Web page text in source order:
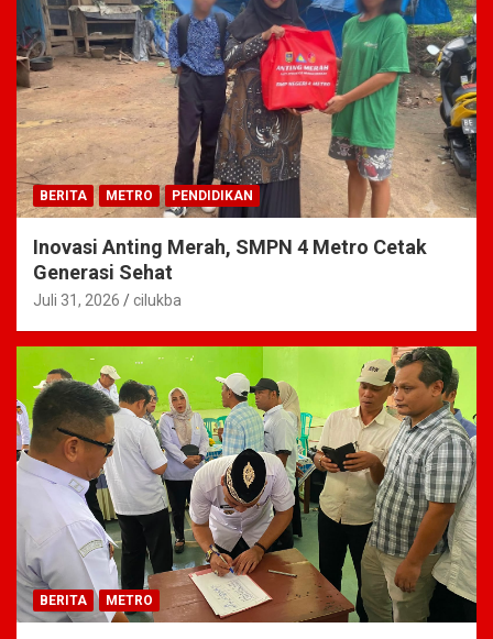
BERITA METRO PENDIDIKAN
Inovasi Anting Merah, SMPN 4 Metro Cetak
Generasi Sehat
Juli 31, 2026 cilukba
BERITA METRO